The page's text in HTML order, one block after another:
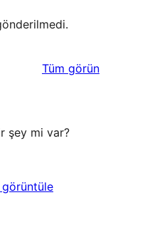
Tüm değerlendirmeleri
görün
şey mi var?